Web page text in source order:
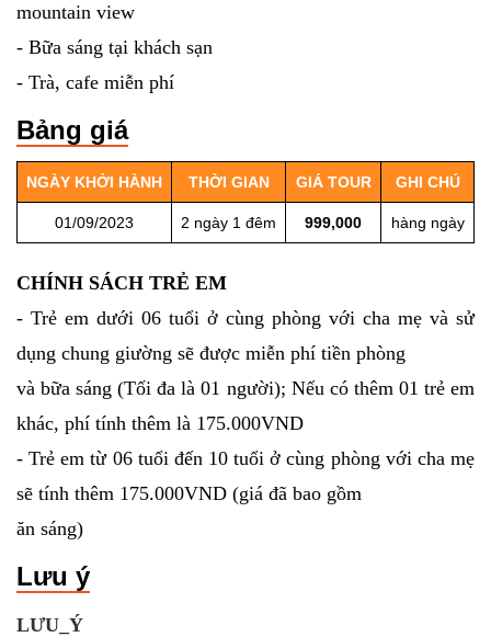
mountain view
- Bữa sáng tại khách sạn
- Trà, cafe miễn phí
Bảng giá
NGÀY KHỞI HÀNH THỜI GIAN GIÁ TOUR GHI CHÚ
01/09/2023 2 ngày 1 đêm 999,000 hàng ngày
CHÍNH SÁCH TRẺ EM
- Trẻ em dưới 06 tuổi ở cùng phòng với cha mẹ và sử
dụng chung giường sẽ được miễn phí tiền phòng
và bữa sáng (Tối đa là 01 người); Nếu có thêm 01 trẻ em
khác, phí tính thêm là 175.000VND
- Trẻ em từ 06 tuổi đến 10 tuổi ở cùng phòng với cha mẹ
sẽ tính thêm 175.000VND (giá đã bao gồm
ăn sáng)
Lưu ý
LƯU_Ý